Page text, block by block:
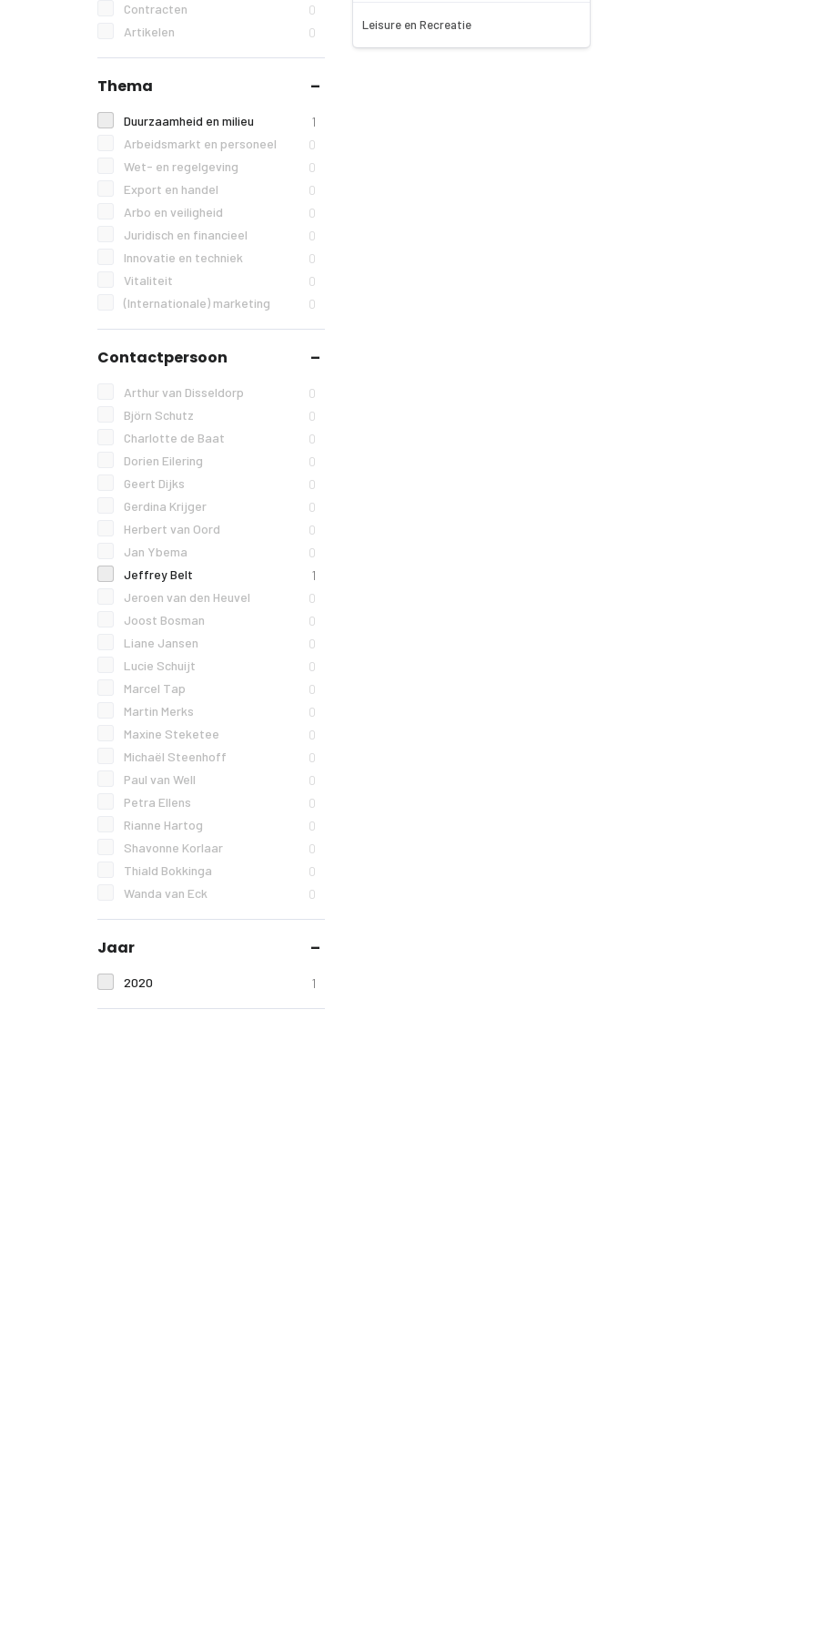
Contracten 0
Artikelen 0
Thema
Duurzaamheid en milieu 1
Arbeidsmarkt en personeel 0
Wet- en regelgeving 0
Export en handel 0
Arbo en veiligheid 0
Juridisch en financieel 0
Innovatie en techniek 0
Vitaliteit 0
(Internationale) marketing 0
Contactpersoon
Arthur van Disseldorp 0
Björn Schutz 0
Charlotte de Baat 0
Dorien Eilering 0
Geert Dijks 0
Gerdina Krijger 0
Herbert van Oord 0
Jan Ybema 0
Jeffrey Belt 1
Jeroen van den Heuvel 0
Joost Bosman 0
Liane Jansen 0
Lucie Schuijt 0
Marcel Tap 0
Martin Merks 0
Maxine Steketee 0
Michaël Steenhoff 0
Paul van Well 0
Petra Ellens 0
Rianne Hartog 0
Shavonne Korlaar 0
Thiald Bokkinga 0
Wanda van Eck 0
Jaar
2020 1
Leisure en Recreatie